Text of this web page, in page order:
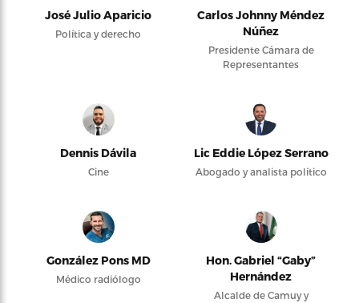
José Julio Aparicio
Política y derecho
Carlos Johnny Méndez
Núñez
Presidente Cámara de
Representantes
Dennis Dávila
Cine
Lic Eddie López Serrano
Abogado y analista político
González Pons MD
Médico radiólogo
Hon. Gabriel “Gaby”
Hernández
Alcalde de Camuy y